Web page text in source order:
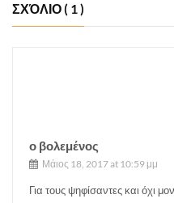
ΣΧΌΛΙΟ( 1 )
ο βολεμένος
Μάιος 18, 2017 at 10:59 μμ
Για τους ψηφίσαντες και όχι